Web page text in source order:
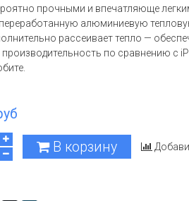
прочными и впечатляюще
алюминиевую
рассеивает тепло —
по сравнению с
В корзину